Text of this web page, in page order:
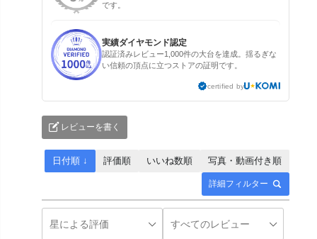
です。
実績ダイヤモンド認定
認証済みレビュー1,000件の大台を達成。揺るぎな
い信頼の頂点に立つストアの証明です。
certified by
レビューを書く
詳細フィルター
日付順 ↓ 評価順 いいね数順 写真・動画付き順